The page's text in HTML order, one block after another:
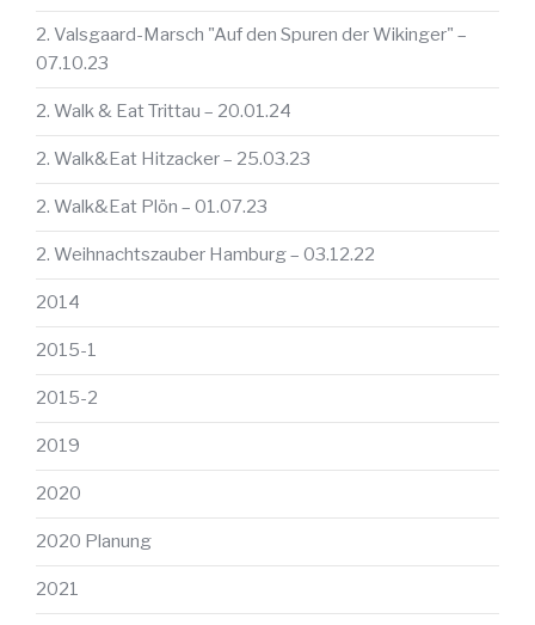
2. Valsgaard-Marsch "Auf den Spuren der Wikinger" –
07.10.23
2. Walk & Eat Trittau – 20.01.24
2. Walk&Eat Hitzacker – 25.03.23
2. Walk&Eat Plön – 01.07.23
2. Weihnachtszauber Hamburg – 03.12.22
2014
2015-1
2015-2
2019
2020
2020 Planung
2021